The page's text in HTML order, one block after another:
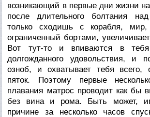
возникающий в первые дни жизни
после длительного болтания
только сходишь с корабля, мир,
ограниченный бортами,
Вот тут-то и впиваются в
долгожданного удовольствия, и
озноб, и охватывает тебя всего,
пяток. Поэтому первые
плавания матрос проводит как бы
без вина и рома. Быть может,
причине за несколько часов